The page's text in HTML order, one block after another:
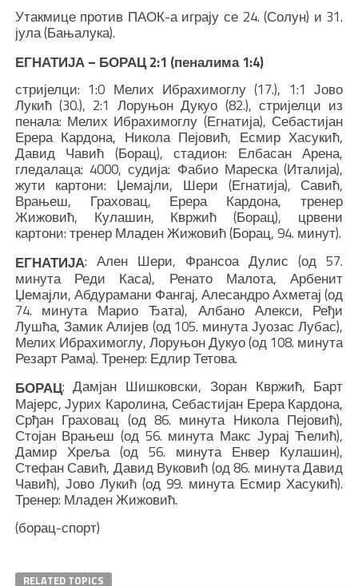
Утакмице против ПАОК-а играју се 24. (Солун) и 31.
јула (Бањалука).
ЕГНАТИЈА – БОРАЦ 2:1 (пеналима 1:4)
стријелци: 1:0 Мелих Ибрахимоглу (17.), 1:1 Јово
Лукић (30.), 2:1 Лоруњон Дукуо (82.), стријелци из
пенала: Мелих Ибрахимоглу (Егнатија), Себастијан
Ерера Кардона, Никола Пејовић, Есмир Хасукић,
Давид Чавић (Борац), стадион: Елбасан Арена,
гледалаца: 4000, судија: Фабио Мареска (Италија),
жути картони: Џемајли, Шери (Егнатија), Савић,
Врањеш, Граховац, Ерера Кардона, тренер
Жижовић, Кулашин, Квржић (Борац), црвени
картони: тренер Младен Жижовић (Борац, 94. минут).
ЕГНАТИЈА: Ален Шери, Франсоа Дулис (од 57.
минута Реди Каса), Ренато Малота, Арбенит
Џемајли, Абдурамани Фангај, Алесандро Ахметај (од
74. минута Марио Ђата), Албано Алекси, Ређи
Лушћа, Замик Алијев (од 105. минута Јуозас Лубас),
Мелих Ибрахимоглу, Лоруњон Дукуо (од 108. минута
Резарт Рама). Тренер: Едлир Тетова.
БОРАЦ: Дамјан Шишковски, Зоран Квржић, Барт
Мајерс, Јурих Каролина, Себастијан Ерера Кардона,
Срђан Граховац (од 86. минута Никола Пејовић),
Стојан Врањеш (од 56. минута Макс Јурај Ћелић),
Дамир Хреља (од 56. минута Енвер Кулашин),
Стефан Савић, Давид Вуковић (од 86. минута Давид
Чавић), Јово Лукић (од 99. минута Есмир Хасукић).
Тренер: Младен Жижовић.
(борац-спорт)
RELATED TOPICS